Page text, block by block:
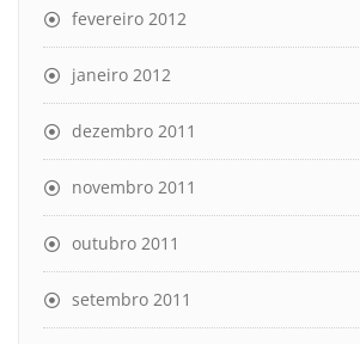
fevereiro 2012
janeiro 2012
dezembro 2011
novembro 2011
outubro 2011
setembro 2011